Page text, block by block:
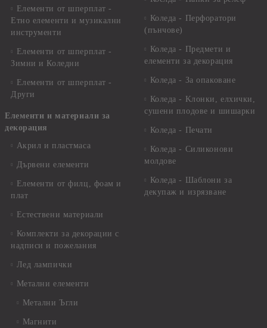
Елементи от шперплат -
Етно елементи и музикални
инструменти
Елементи от шперплат -
Зимни и Коледни
Елементи от шперплат -
Други
Елементи и материали за
декорация
Акрил и пластмаса
Дървени елементи
Елементи от филц, фоам и
плат
Естествени материали
Комплекти за декорации с
надписи и пожелания
Лед лампички
Метални елементи
Метални Ъгли
Магнити
Коледа - Перфоратори
(пънчове)
Коледа - Предмети и
елементи за декорация
Коледа - За опаковане
Коледа - Kлонки, елхички,
сушени плодове и шишарки
Коледа - Печати
Коледа - Силиконови
молдове
Коледа - Шаблони за
декупаж и изрязване